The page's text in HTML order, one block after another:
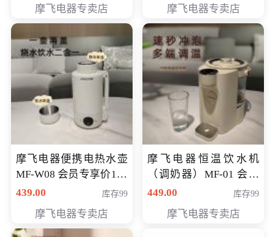
摩飞电器专卖店 摩飞电器专卖店
摩飞电器便携电热水壶
MF-W08 会员专享价198
元
439.00 库存99
摩飞电器专卖店
摩飞电器恒温饮水机
（调奶器）MF-01 会员
专享价366元
449.00 库存99
摩飞电器专卖店